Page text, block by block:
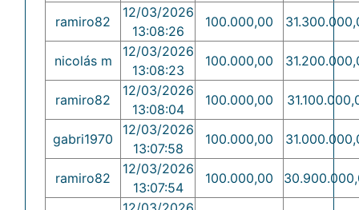
ramiro82
12/03/2026
13:08:26
100.000,00
nicolás m
12/03/2026
13:08:23
100.000,00
ramiro82
12/03/2026
13:08:04
100.000,00
gabri1970
12/03/2026
13:07:58
100.000,00
ramiro82
12/03/2026
13:07:54
100.000,00